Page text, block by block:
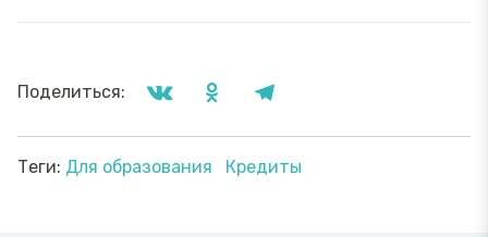
Поделиться:
Теги: Для образования Кредиты